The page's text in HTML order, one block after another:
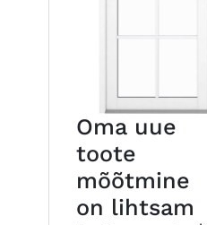
Oma uue
toote
mõõtmine
on lihtsam